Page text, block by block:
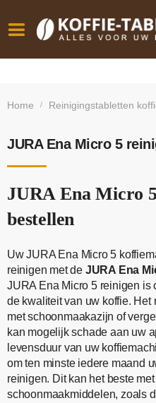
Home / Reinigingstabletten
JURA Ena Micro 5
JURA Ena Micro
bestellen
Uw JURA Ena Micro 5
reinigen met de JURA Ena
JURA Ena Micro 5 reinigen is
de kwaliteit van uw koffie.
met schoonmaakazijn of
kan mogelijk schade aan uw
levensduur van uw
om ten minste iedere maand
reinigen. Dit kan het beste
schoonmaakmiddelen, zoals